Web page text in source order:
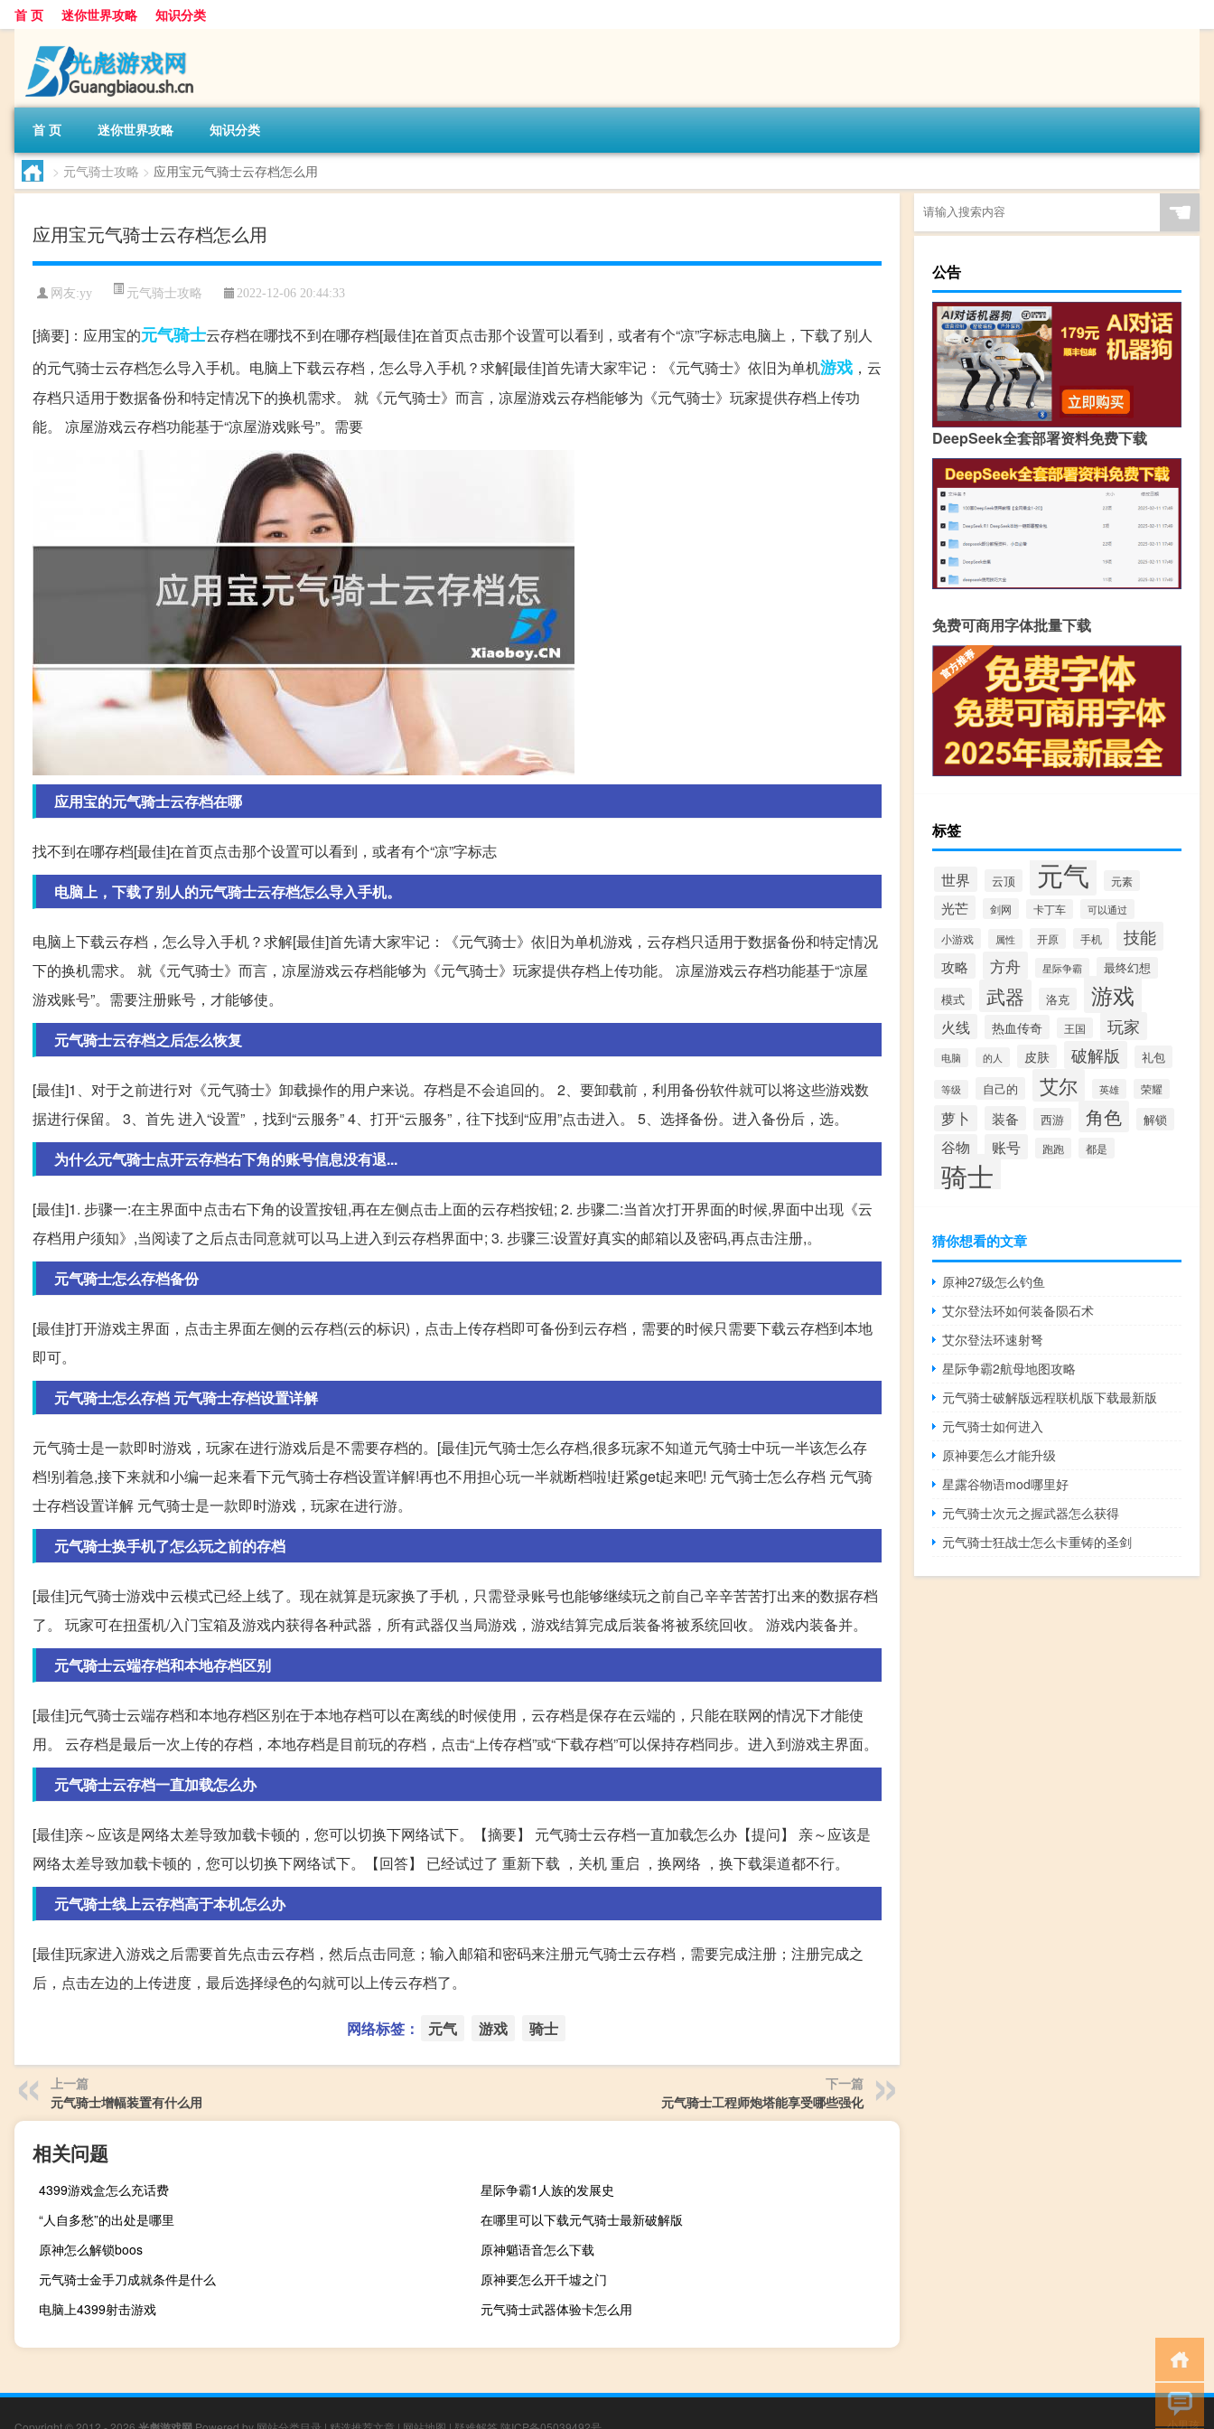
首 页 迷你世界攻略 知识分类
首 页 迷你世界攻略 知识分类
> 元气骑士攻略 > 应用宝元气骑士云存档怎么用
应用宝元气骑士云存档怎么用
网友:yy 元气骑士攻略 2022-12-06 20:44:33
[摘要]：应用宝的元气骑士云存档在哪找不到在哪存档[最佳]在首页点击那个设置可以看到，或者有个“凉”字标志电脑上，下载了别人
的元气骑士云存档怎么导入手机。电脑上下载云存档，怎么导入手机？求解[最佳]首先请大家牢记：《元气骑士》依旧为单机游戏 ，云
存档只适用于数据备份和特定情况下的换机需求。 就《元气骑士》而言，凉屋游戏云存档能够为《元气骑士》玩家提供存档上传功
能。 凉屋游戏云存档功能基于“凉屋游戏账号”。需要
应用宝的元气骑士云存档在哪
找不到在哪存档[最佳]在首页点击那个设置可以看到，或者有个“凉”字标志
电脑上，下载了别人的元气骑士云存档怎么导入手机。
电脑上下载云存档，怎么导入手机？求解[最佳]首先请大家牢记：《元气骑士》依旧为单机游戏，云存档只适用于数据备份和特定情况
下的换机需求。 就《元气骑士》而言，凉屋游戏云存档能够为《元气骑士》玩家提供存档上传功能。 凉屋游戏云存档功能基于“凉屋
游戏账号”。需要注册账号，才能够使。
元气骑士云存档之后怎么恢复
[最佳]1、对于之前进行对《元气骑士》卸载操作的用户来说。存档是不会追回的。 2、要卸载前，利用备份软件就可以将这些游戏数
据进行保留。 3、首先 进入“设置” ，找到“云服务” 4、打开“云服务”，往下找到“应用”点击进入。 5、选择备份。进入备份后，选。
为什么元气骑士点开云存档右下角的账号信息没有退...
[最佳]1. 步骤一:在主界面中点击右下角的设置按钮,再在左侧点击上面的云存档按钮; 2. 步骤二:当首次打开界面的时候,界面中出现《云
存档用户须知》,当阅读了之后点击同意就可以马上进入到云存档界面中; 3. 步骤三:设置好真实的邮箱以及密码,再点击注册,。
元气骑士怎么存档备份
[最佳]打开游戏主界面，点击主界面左侧的云存档(云的标识)，点击上传存档即可备份到云存档，需要的时候只需要下载云存档到本地
即可。
元气骑士怎么存档 元气骑士存档设置详解
元气骑士是一款即时游戏，玩家在进行游戏后是不需要存档的。[最佳]元气骑士怎么存档,很多玩家不知道元气骑士中玩一半该怎么存
档!别着急,接下来就和小编一起来看下元气骑士存档设置详解!再也不用担心玩一半就断档啦!赶紧get起来吧! 元气骑士怎么存档 元气骑
士存档设置详解 元气骑士是一款即时游戏，玩家在进行游。
元气骑士换手机了怎么玩之前的存档
[最佳]元气骑士游戏中云模式已经上线了。现在就算是玩家换了手机，只需登录账号也能够继续玩之前自己辛辛苦苦打出来的数据存档
了。 玩家可在扭蛋机/入门宝箱及游戏内获得各种武器，所有武器仅当局游戏，游戏结算完成后装备将被系统回收。 游戏内装备并。
元气骑士云端存档和本地存档区别
[最佳]元气骑士云端存档和本地存档区别在于本地存档可以在离线的时候使用，云存档是保存在云端的，只能在联网的情况下才能使
用。 云存档是最后一次上传的存档，本地存档是目前玩的存档，点击“上传存档”或“下载存档”可以保持存档同步。进入到游戏主界面。
元气骑士云存档一直加载怎么办
[最佳]亲～应该是网络太差导致加载卡顿的，您可以切换下网络试下。【摘要】 元气骑士云存档一直加载怎么办【提问】 亲～应该是
网络太差导致加载卡顿的，您可以切换下网络试下。【回答】 已经试过了 重新下载 ，关机 重启 ，换网络 ，换下载渠道都不行。
元气骑士线上云存档高于本机怎么办
[最佳]玩家进入游戏之后需要首先点击云存档，然后点击同意；输入邮箱和密码来注册元气骑士云存档，需要完成注册；注册完成之
后，点击左边的上传进度，最后选择绿色的勾就可以上传云存档了。
网络标签： 元气 游戏 骑士
上一篇
元气骑士增幅装置有什么用
下一篇
元气骑士工程师炮塔能享受哪些强化
相关问题
4399游戏盒怎么充话费
星际争霸1人族的发展史
“人自多愁”的出处是哪里
在哪里可以下载元气骑士最新破解版
原神怎么解锁boos
原神魈语音怎么下载
元气骑士金手刀成就条件是什么
原神要怎么开千墟之门
电脑上4399射击游戏
元气骑士武器体验卡怎么用
☚
公告
DeepSeek全套部署资料免费下载
免费可商用字体批量下载
标签
世界 云顶 元气 元素
光芒 剑网 卡丁车 可以通过
小游戏 属性 开原 手机 技能
攻略 方舟 星际争霸 最终幻想
模式 武器 洛克 游戏
火线 热血传奇 王国 玩家
电脑 的人 皮肤 破解版 礼包
等级 自己的 艾尔 英雄 荣耀
萝卜 装备 西游 角色 解锁
谷物 账号 跑跑 都是
骑士
猜你想看的文章
原神27级怎么钓鱼
艾尔登法环如何装备陨石术
艾尔登法环速射弩
星际争霸2航母地图攻略
元气骑士破解版远程联机版下载最新版
元气骑士如何进入
原神要怎么才能升级
星露谷物语mod哪里好
元气骑士次元之握武器怎么获得
元气骑士狂战士怎么卡重铸的圣剑
小男孩